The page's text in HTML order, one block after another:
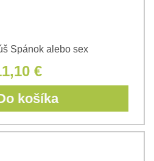
Spánok alebo sex
€
košíka